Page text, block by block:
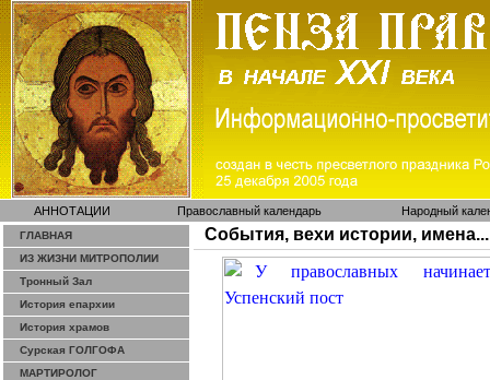
АННОТАЦИИ Православный календарь Народный
ГЛАВНАЯ
ИЗ ЖИЗНИ МИТРОПОЛИИ
Тронный Зал
История епархии
История храмов
Сурская ГОЛГОФА
МАРТИРОЛОГ
События, вехи истории, имена...